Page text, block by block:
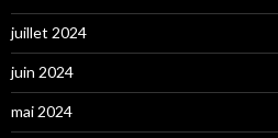
juillet 2024
juin 2024
mai 2024